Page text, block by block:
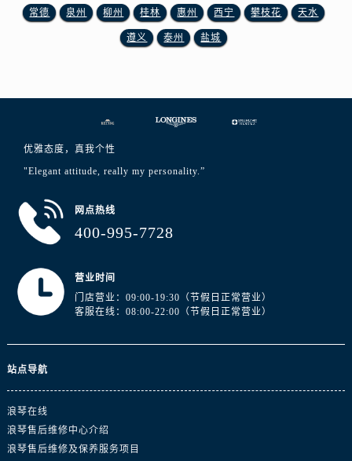
浙江省湖州市吴兴区劳动路浪琴售后服务中心（需提前预约）
福建省福州市晋安区竹屿路6号东二环泰禾广场2号楼5层509室浪琴售后服务中心（需提前预约）
广东省潮州市潮安区新风路与潮汕路交汇处浪琴售后服务中心（需提前预约）
常德 泉州 柳州 桂林 惠州 西宁 攀枝花 天水
遵义 泰州 盐城
优雅态度，真我个性
"Elegant attitude, really my personality.”
网点热线
400-995-7728
营业时间
门店营业：09:00-19:30（节假日正常营业）
客服在线：08:00-22:00（节假日正常营业）
站点导航
浪琴在线
浪琴售后维修中心介绍
浪琴售后维修及保养服务项目